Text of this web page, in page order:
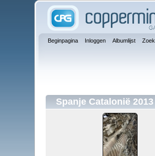
Beginpagina Inloggen Albumlijst Zoek
Spanje Catalonië 2013